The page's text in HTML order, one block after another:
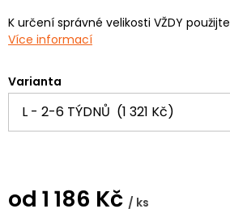
K určení správné velikosti VŽDY použijte
Více informací
Varianta
od 1 186 Kč / ks